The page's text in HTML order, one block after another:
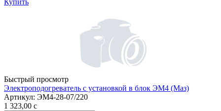
Купить
Быстрый просмотр
Электроподогреватель с установкой в блок ЭМ4 (Маз)
Артикул: ЭМ4-28-07/220
1 323,00 c